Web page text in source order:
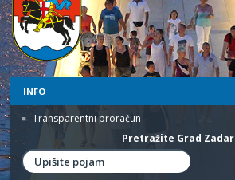
INFO
Transparentni proračun
Pretražite Grad Zadar